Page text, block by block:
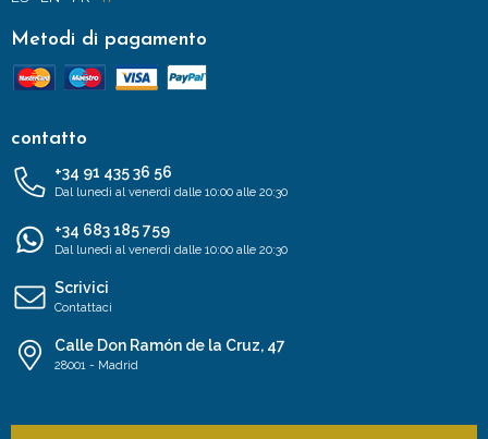
Metodi di pagamento
contatto
+34 91 435 36 56
Dal lunedì al venerdì dalle 10:00 alle 20:30
+34 683 185 759
Dal lunedì al venerdì dalle 10:00 alle 20:30
Scrivici
Contattaci
Calle Don Ramón de la Cruz, 47
28001 - Madrid